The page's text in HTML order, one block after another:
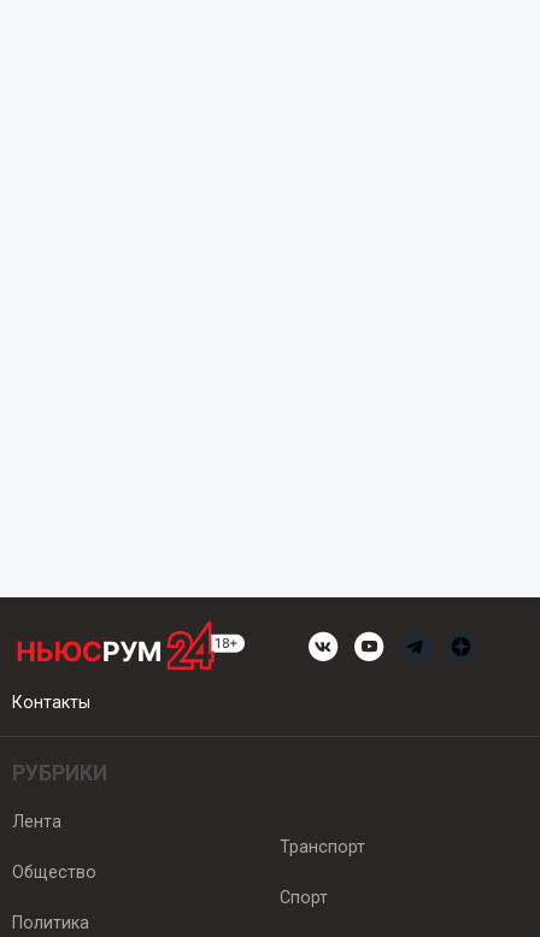
Контакты
РУБРИКИ
Лента
Общество
Политика
Транспорт
Спорт